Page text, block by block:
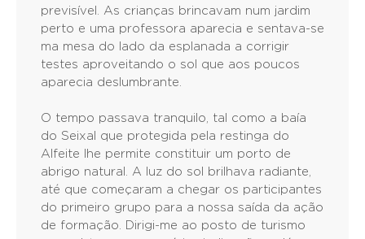
previsível. As crianças brincavam num jardim
perto e uma professora aparecia e sentava-se
ma mesa do lado da esplanada a corrigir
testes aproveitando o sol que aos poucos
aparecia deslumbrante.
O tempo passava tranquilo, tal como a baía
do Seixal que protegida pela restinga do
Alfeite lhe permite constituir um porto de
abrigo natural. A luz do sol brilhava radiante,
até que começaram a chegar os participantes
do primeiro grupo para a nossa saída da ação
de formação. Dirigi-me ao posto de turismo